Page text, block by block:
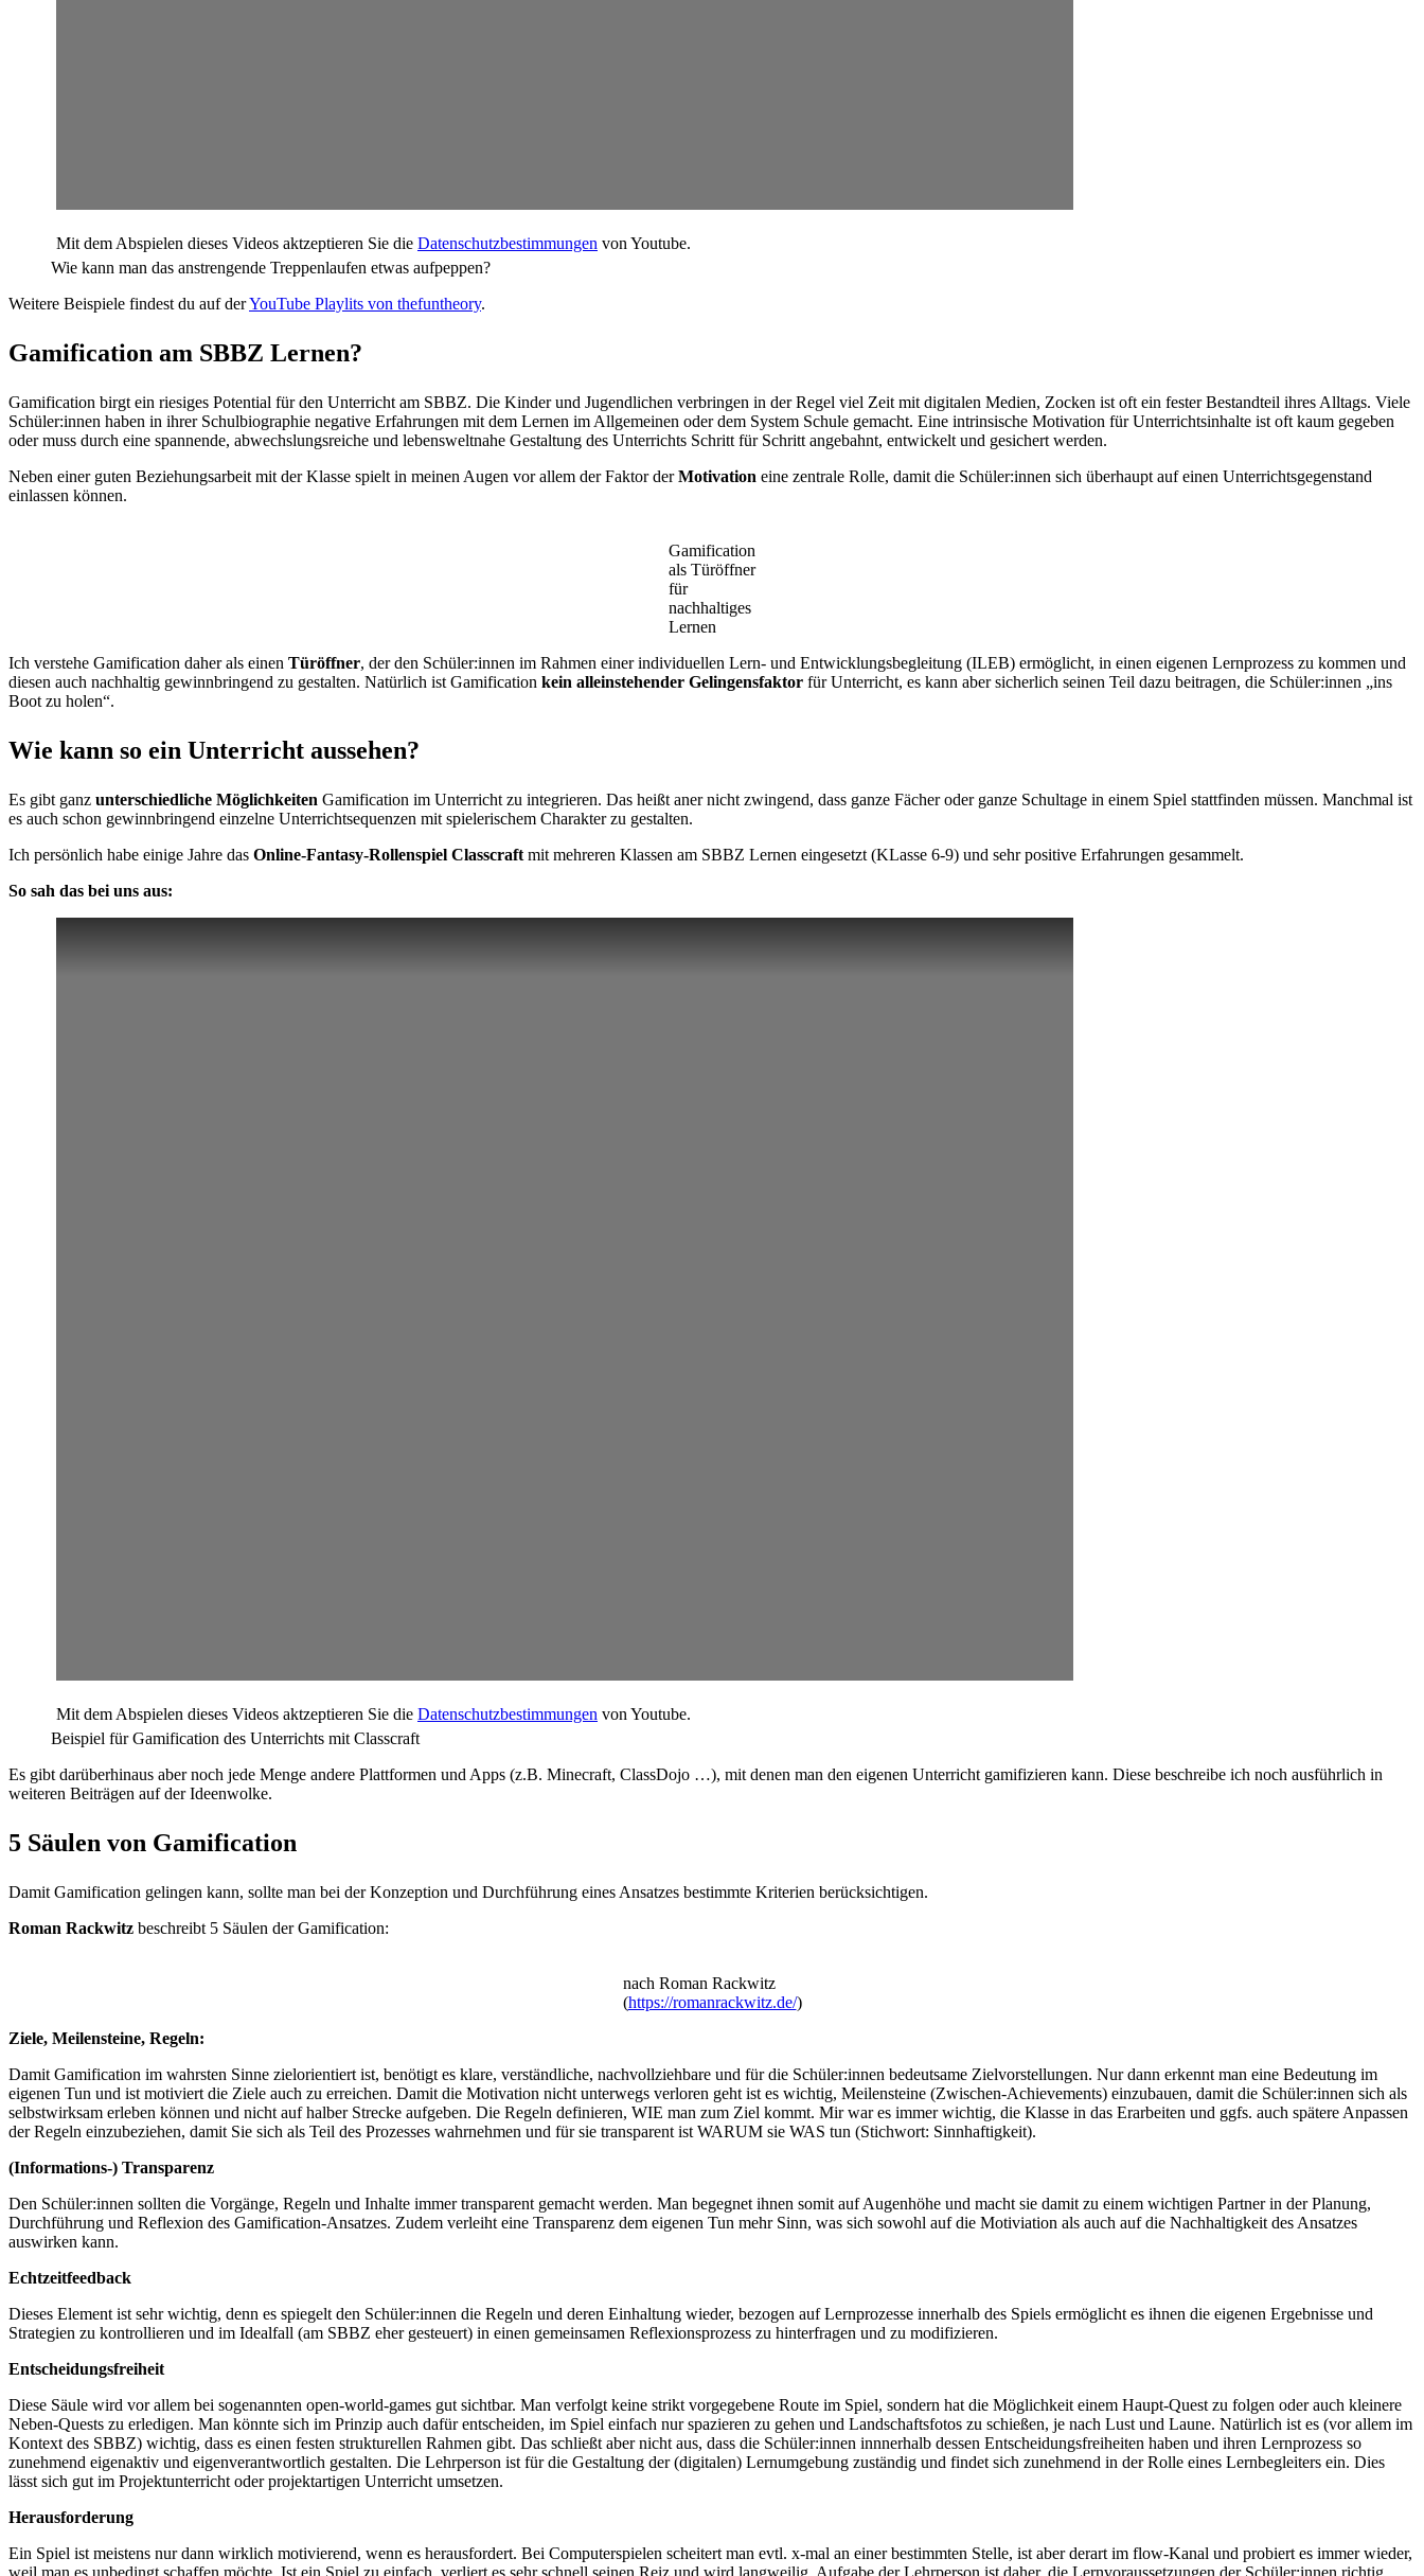
Mit dem Abspielen dieses Videos aktzeptieren Sie die Datenschutzbestimmungen von Youtube.
Wie kann man das anstrengende Treppenlaufen etwas aufpeppen?
Weitere Beispiele findest du auf derYouTube Playlits von thefuntheory.
Gamification am SBBZ Lernen?
Gamification birgt ein riesiges Potential für den Unterricht am SBBZ. Die Kinder und Jugendlichen verbringen in der Regel viel Zeit mit digitalen Medien, Zocken ist oft ein fester Bestandteil ihres Alltags. Viele
Schüler:innen haben in ihrer Schulbiographie negative Erfahrungen mit dem Lernen im Allgemeinen oder dem System Schule gemacht. Eine intrinsische Motivation für Unterrichtsinhalte ist oft kaum gegeben
oder muss durch eine spannende, abwechslungsreiche und lebensweltnahe Gestaltung des Unterrichts Schritt für Schritt angebahnt, entwickelt und gesichert werden.
Neben einer guten Beziehungsarbeit mit der Klasse spielt in meinen Augen vor allem der Faktor derMotivation eine zentrale Rolle, damit die Schüler:innen sich überhaupt auf einen Unterrichtsgegenstand
einlassen können.
Gamification
als Türöffner
für
nachhaltiges
Lernen
Ich verstehe Gamification daher als einen Türöffner, der den Schüler:innen im Rahmen einer individuellen Lern- und Entwicklungsbegleitung (ILEB) ermöglicht, in einen eigenen Lernprozess zu kommen und
diesen auch nachhaltig gewinnbringend zu gestalten. Natürlich ist Gamification kein alleinstehender Gelingensfaktor für Unterricht, es kann aber sicherlich seinen Teil dazu beitragen, die Schüler:innen „ins
Boot zu holen“.
Wie kann so ein Unterricht aussehen?
Es gibt ganz unterschiedliche Möglichkeiten Gamification im Unterricht zu integrieren. Das heißt aner nicht zwingend, dass ganze Fächer oder ganze Schultage in einem Spiel stattfinden müssen. Manchmal ist
es auch schon gewinnbringend einzelne Unterrichtsequenzen mit spielerischem Charakter zu gestalten.
Ich persönlich habe einige Jahre das Online-Fantasy-Rollenspiel Classcraftmit mehreren Klassen am SBBZ Lernen eingesetzt (KLasse 6-9) und sehr positive Erfahrungen gesammelt.
So sah das bei uns aus:
Mit dem Abspielen dieses Videos aktzeptieren Sie die Datenschutzbestimmungen von Youtube.
Beispiel für Gamification des Unterrichts mit Classcraft
Es gibt darüberhinaus aber noch jede Menge andere Plattformen und Apps (z.B. Minecraft, ClassDojo …), mit denen man den eigenen Unterricht gamifizieren kann. Diese beschreibe ich noch ausführlich in
weiteren Beiträgen auf der Ideenwolke.
5 Säulen von Gamification
Damit Gamification gelingen kann, sollte man bei der Konzeption und Durchführung eines Ansatzes bestimmte Kriterien berücksichtigen.
Roman Rackwitz beschreibt 5 Säulen der Gamification:
nach Roman Rackwitz
(https://romanrackwitz.de/)
Ziele, Meilensteine, Regeln:
Damit Gamification im wahrsten Sinne zielorientiert ist, benötigt es klare, verständliche, nachvollziehbare und für die Schüler:innen bedeutsame Zielvorstellungen. Nur dann erkennt man eine Bedeutung im
eigenen Tun und ist motiviert die Ziele auch zu erreichen. Damit die Motivation nicht unterwegs verloren geht ist es wichtig, Meilensteine (Zwischen-Achievements) einzubauen, damit die Schüler:innen sich als
selbstwirksam erleben können und nicht auf halber Strecke aufgeben. Die Regeln definieren, WIE man zum Ziel kommt. Mir war es immer wichtig, die Klasse in das Erarbeiten und ggfs. auch spätere Anpassen
der Regeln einzubeziehen, damit Sie sich als Teil des Prozesses wahrnehmen und für sie transparent ist WARUM sie WAS tun (Stichwort: Sinnhaftigkeit).
(Informations-) Transparenz
Den Schüler:innen sollten die Vorgänge, Regeln und Inhalte immer transparent gemacht werden. Man begegnet ihnen somit auf Augenhöhe und macht sie damit zu einem wichtigen Partner in der Planung,
Durchführung und Reflexion des Gamification-Ansatzes. Zudem verleiht eine Transparenz dem eigenen Tun mehr Sinn, was sich sowohl auf die Motiviation als auch auf die Nachhaltigkeit des Ansatzes
auswirken kann.
Echtzeitfeedback
Dieses Element ist sehr wichtig, denn es spiegelt den Schüler:innen die Regeln und deren Einhaltung wieder, bezogen auf Lernprozesse innerhalb des Spiels ermöglicht es ihnen die eigenen Ergebnisse und
Strategien zu kontrollieren und im Idealfall (am SBBZ eher gesteuert) in einen gemeinsamen Reflexionsprozess zu hinterfragen und zu modifizieren.
Entscheidungsfreiheit
Diese Säule wird vor allem bei sogenannten open-world-games gut sichtbar. Man verfolgt keine strikt vorgegebene Route im Spiel, sondern hat die Möglichkeit einem Haupt-Quest zu folgen oder auch kleinere
Neben-Quests zu erledigen. Man könnte sich im Prinzip auch dafür entscheiden, im Spiel einfach nur spazieren zu gehen und Landschaftsfotos zu schießen, je nach Lust und Laune. Natürlich ist es (vor allem im
Kontext des SBBZ) wichtig, dass es einen festen strukturellen Rahmen gibt. Das schließt aber nicht aus, dass die Schüler:innen innnerhalb dessen Entscheidungsfreiheiten haben und ihren Lernprozess so
zunehmend eigenaktiv und eigenverantwortlich gestalten. Die Lehrperson ist für die Gestaltung der (digitalen) Lernumgebung zuständig und findet sich zunehmend in der Rolle eines Lernbegleiters ein. Dies
lässt sich gut im Projektunterricht oder projektartigen Unterricht umsetzen.
Herausforderung
Ein Spiel ist meistens nur dann wirklich motivierend, wenn es herausfordert. Bei Computerspielen scheitert man evtl. x-mal an einer bestimmten Stelle, ist aber derart im flow-Kanal und probiert es immer wieder,